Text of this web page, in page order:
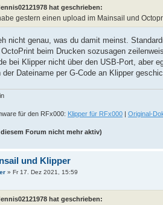
hat geschrieben:
gestern einen upload im Mainsail und
nicht genau, was du damit meinst.
beim Drucken sozusagen
bei Klipper nicht über den USB-Port, aber
der Dateiname per G-Code an Klipper
für den RFx000: Klipper für RFx000 | Original-
Forum nicht mehr aktiv)
und Klipper
» Fr 17. Dez 2021, 15:59
hat geschrieben: